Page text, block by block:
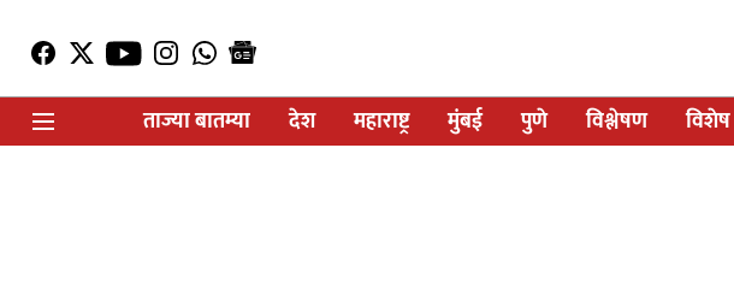
ताज्या बातम्या
देश महाराष्ट्र मुंबई पुणे विश्लेषण विशेष